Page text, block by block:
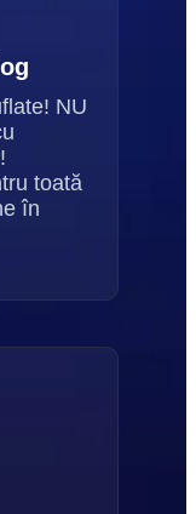
NU
toată
în